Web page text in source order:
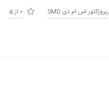
,پروژکتور اس ام دی SMD 0 از 5